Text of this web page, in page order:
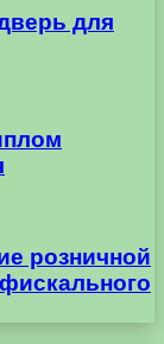
для
розничной